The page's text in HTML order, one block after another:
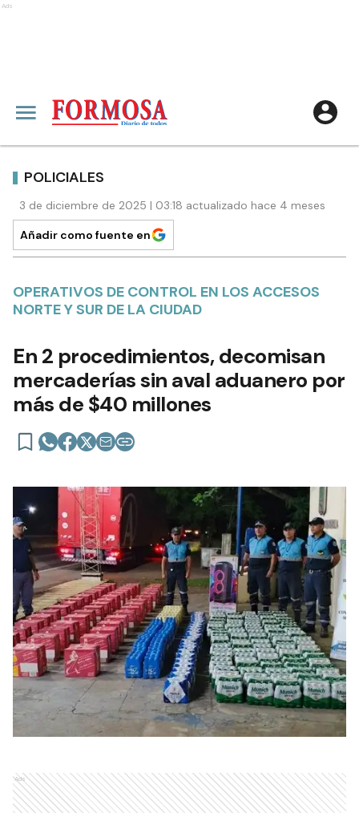
Ads
POLICIALES
3 de diciembre de 2025 | 03:18 actualizado hace 4 meses
Añadir como fuente en
OPERATIVOS DE CONTROL EN LOS ACCESOS
NORTE Y SUR DE LA CIUDAD
En 2 procedimientos, decomisan
mercaderías sin aval aduanero por
más de $40 millones
Ads